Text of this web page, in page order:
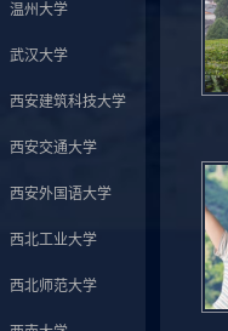
温州大学
武汉大学
西安建筑科技大学
西安交通大学
西安外国语大学
西北工业大学
西北师范大学